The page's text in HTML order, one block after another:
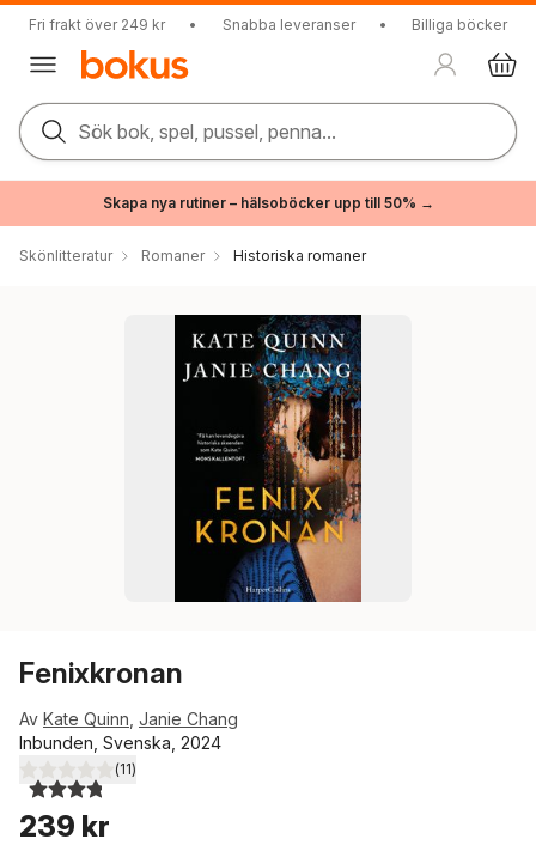
Fri frakt över 249 kr • Snabba leveranser • Billiga böcker
Sök bok, spel, pussel, penna...
Skapa nya rutiner – hälsoböcker upp till 50% →
Skönlitteratur Romaner Historiska romaner
Fenixkronan
Av Kate Quinn Janie Chang
Inbunden, Svenska, 2024
3,8utav 5 stjärnor. Totalt antal röster:
(11)
239 kr